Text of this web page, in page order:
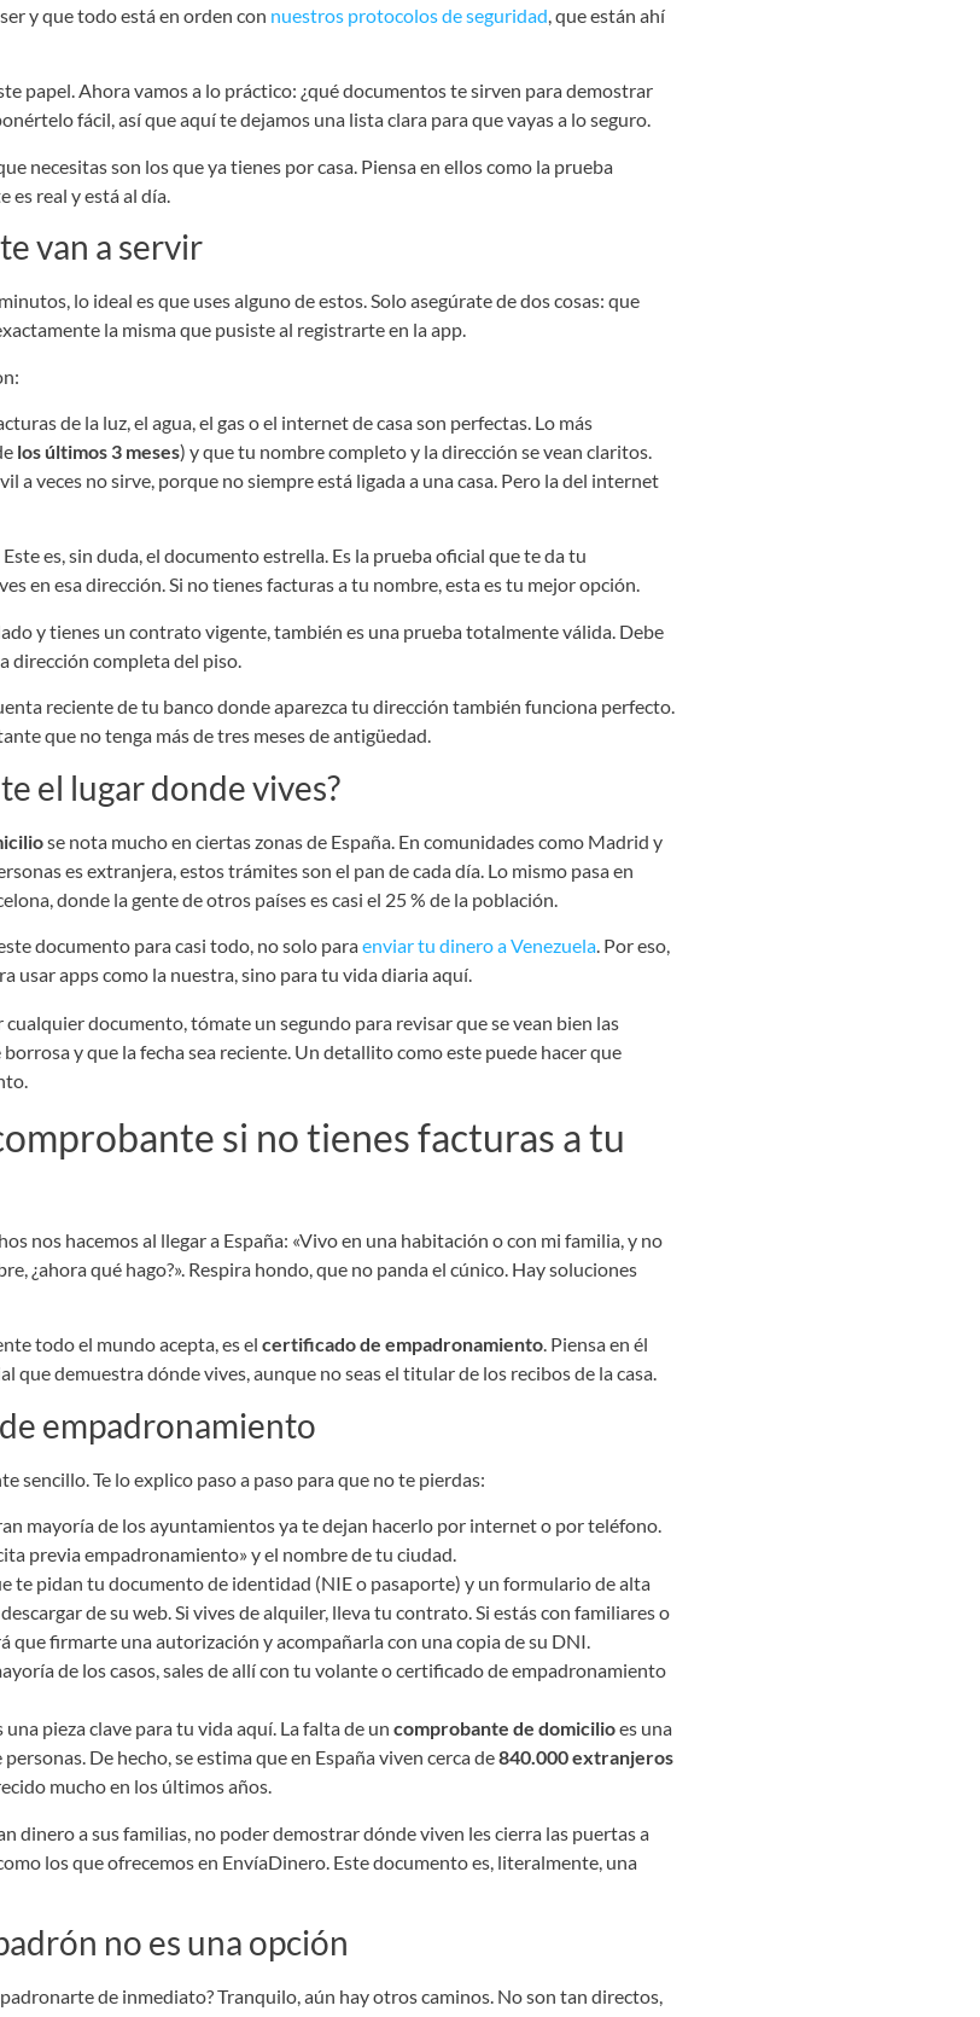
y que todo está en orden con nuestros protocolos de seguridad, que están ahí
papel. Ahora vamos a lo práctico: ¿qué documentos te sirven para demostrar
fácil, así que aquí te dejamos una lista clara para que vayas a lo seguro.
necesitas son los que ya tienes por casa. Piensa en ellos como la prueba
es real y está al día.
van a servir
lo ideal es que uses alguno de estos. Solo asegúrate de dos cosas: que
la misma que pusiste al registrarte en la app.
de la luz, el agua, el gas o el internet de casa son perfectas. Lo más
los últimos 3 meses) y que tu nombre completo y la dirección se vean claritos.
a veces no sirve, porque no siempre está ligada a una casa. Pero la del internet
Este es, sin duda, el documento estrella. Es la prueba oficial que te da tu
en esa dirección. Si no tienes facturas a tu nombre, esta es tu mejor opción.
y tienes un contrato vigente, también es una prueba totalmente válida. Debe
dirección completa del piso.
reciente de tu banco donde aparezca tu dirección también funciona perfecto.
que no tenga más de tres meses de antigüedad.
el lugar donde vives?
se nota mucho en ciertas zonas de España. En comunidades como Madrid y
es extranjera, estos trámites son el pan de cada día. Lo mismo pasa en
donde la gente de otros países es casi el 25 % de la población.
documento para casi todo, no solo paraenviar tu dinero a Venezuela. Por eso,
usar apps como la nuestra, sino para tu vida diaria aquí.
cualquier documento, tómate un segundo para revisar que se vean bien las
y que la fecha sea reciente. Un detallito como este puede hacer que
si no tienes facturas a tu
nos hacemos al llegar a España: «Vivo en una habitación o con mi familia, y no
¿ahora qué hago?». Respira hondo, que no panda el cúnico. Hay soluciones
todo el mundo acepta, es el certificado de empadronamiento. Piensa en él
que demuestra dónde vives, aunque no seas el titular de los recibos de la casa.
empadronamiento
sencillo. Te lo explico paso a paso para que no te pierdas:
mayoría de los ayuntamientos ya te dejan hacerlo por internet o por teléfono.
previa empadronamiento» y el nombre de tu ciudad.
te pidan tu documento de identidad (NIE o pasaporte) y un formulario de alta
de su web. Si vives de alquiler, lleva tu contrato. Si estás con familiares o
firmarte una autorización y acompañarla con una copia de su DNI.
de los casos, sales de allí con tu volante o certificado de empadronamiento
pieza clave para tu vida aquí. La falta de un comprobante de domicilioes una
De hecho, se estima que en España viven cerca de840.000 extranjeros
mucho en los últimos años.
dinero a sus familias, no poder demostrar dónde viven les cierra las puertas a
los que ofrecemos en EnvíaDinero. Este documento es, literalmente, una
no es una opción
de inmediato? Tranquilo, aún hay otros caminos. No son tan directos,